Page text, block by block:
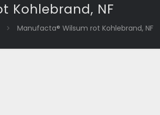
Kohlebrand, NF
Manufacta® Wilsum rot Kohlebrand, NF